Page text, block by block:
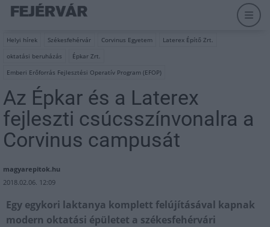
Helyi hírek Székesfehérvár Corvinus Egyetem
Laterex Építő Zrt.
oktatási beruházás
Épkar Zrt.
Emberi Erőforrás Fejlesztési Operatív Program (EFOP)
Az Épkar és a Laterex
fejleszti csúcsszínvonalra a
Corvinus campusát
magyarepitok.hu
2018.02.06. 12:09
Egy egykori laktanya komplett felújításával kapnak
modern oktatási épületet a székesfehérvári